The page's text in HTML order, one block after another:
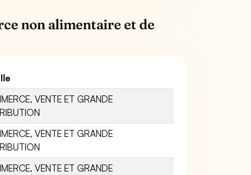
non alimentaire et de
VENTE ET GRANDE
VENTE ET GRANDE
VENTE ET GRANDE